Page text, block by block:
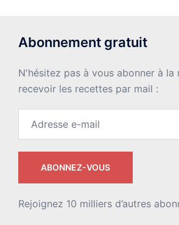
Abonnement gratuit
N'hésitez pas à vous abonner à
recevoir les recettes par mail :
ABONNEZ-VOUS
Rejoignez 10 milliers d’autres